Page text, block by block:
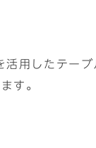
用したテー
す。